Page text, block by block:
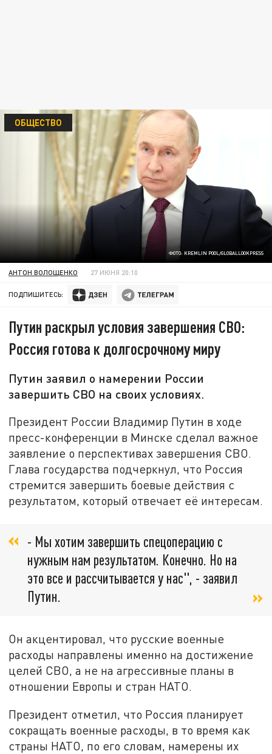
ФОТО: KREMLIN POOL/GLOBALLOOKPRESS
ОБЩЕСТВО
АНТОН ВОЛОЩЕНКО 27 ИЮНЯ 20:10
ПОДПИШИТЕСЬ:
Путин раскрыл условия завершения СВО:
Россия готова к долгосрочному миру
Путин заявил о намерении России
завершить СВО на своих условиях.
Президент России Владимир Путин в ходе
пресс-конференции в Минске сделал важное
заявление о перспективах завершения СВО.
Глава государства подчеркнул, что Россия
стремится завершить боевые действия с
результатом, который отвечает её интересам.
- Мы хотим завершить спецоперацию с
нужным нам результатом. Конечно. Но на
это все и рассчитывается у нас", - заявил
Путин.
Он акцентировал, что русские военные
расходы направлены именно на достижение
целей СВО, а не на агрессивные планы в
отношении Европы и стран НАТО.
Президент отметил, что Россия планирует
сокращать военные расходы, в то время как
страны НАТО, по его словам, намерены их